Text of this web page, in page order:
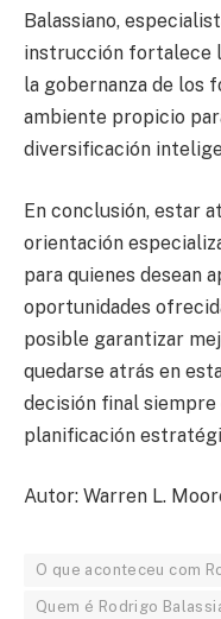
Balassiano,
instrucción fortalece
la gobernanza de los
ambiente propicio
diversificación
En conclusión, estar
orientación
para quienes desean
oportunidades
posible garantizar
quedarse atrás en
decisión final
planificación
Autor: Warren L.
O que aconteceu com
Quem é Rodrigo